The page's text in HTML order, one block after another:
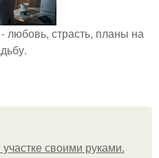
страсть, планы на
своими руками.